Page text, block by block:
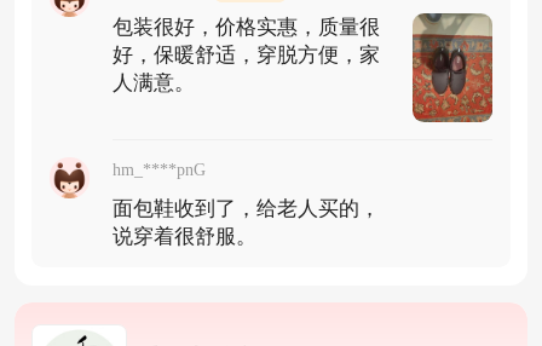
包装很好，价格实惠，质量很
好，保暖舒适，穿脱方便，家
人满意。
hm_****pnG
面包鞋收到了，给老人买的，
说穿着很舒服。